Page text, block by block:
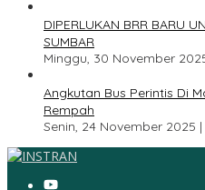
DIPERLUKAN BRR BARU
SUMBAR
Minggu, 30 November
Angkutan Bus Perintis Di
Rempah
Senin, 24 November 2025 |